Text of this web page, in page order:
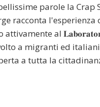
parole la Crap
racconta l'esperienza
al
a migranti ed
aperta a tutta la